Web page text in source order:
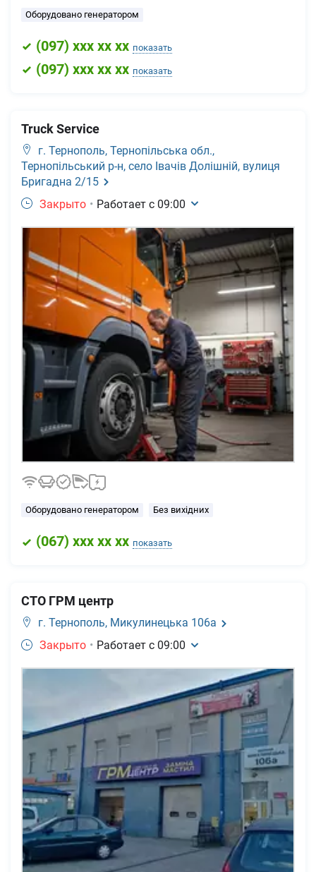
Оборудовано генератором
(097) xxx xx xx показать
(097) xxx xx xx показать
Truck Service
г. Тернополь, Тернопільська обл.,
Тернопільський р-н, село Івачів Долішній, вулиця
Бригадна 2/15
Закрыто • Работает с 09:00
Оборудовано генератором Без вихідних
(067) xxx xx xx показать
СТО ГРМ центр
г. Тернополь, Микулинецька 106а
Закрыто • Работает с 09:00